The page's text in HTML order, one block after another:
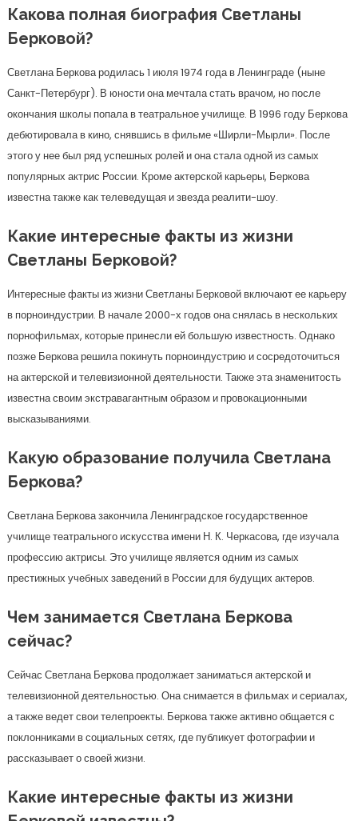
Какова полная биография Светланы
Берковой?
Светлана Беркова родилась 1 июля 1974 года в Ленинграде (ныне
Санкт-Петербург). В юности она мечтала стать врачом, но после
окончания школы попала в театральное училище. В 1996 году Беркова
дебютировала в кино, снявшись в фильме «Ширли-Мырли». После
этого у нее был ряд успешных ролей и она стала одной из самых
популярных актрис России. Кроме актерской карьеры, Беркова
известна также как телеведущая и звезда реалити-шоу.
Какие интересные факты из жизни
Светланы Берковой?
Интересные факты из жизни Светланы Берковой включают ее карьеру
в порноиндустрии. В начале 2000-х годов она снялась в нескольких
порнофильмах, которые принесли ей большую известность. Однако
позже Беркова решила покинуть порноиндустрию и сосредоточиться
на актерской и телевизионной деятельности. Также эта знаменитость
известна своим экстравагантным образом и провокационными
высказываниями.
Какую образование получила Светлана
Беркова?
Светлана Беркова закончила Ленинградское государственное
училище театрального искусства имени Н. К. Черкасова, где изучала
профессию актрисы. Это училище является одним из самых
престижных учебных заведений в России для будущих актеров.
Чем занимается Светлана Беркова
сейчас?
Сейчас Светлана Беркова продолжает заниматься актерской и
телевизионной деятельностью. Она снимается в фильмах и сериалах,
а также ведет свои телепроекты. Беркова также активно общается с
поклонниками в социальных сетях, где публикует фотографии и
рассказывает о своей жизни.
Какие интересные факты из жизни